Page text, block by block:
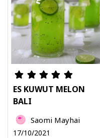
ES KUWUT MELON
BALI
Saomi Mayhai
17/10/2021